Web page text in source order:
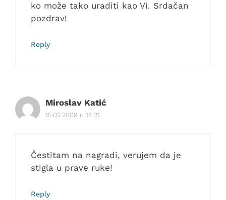
ko može tako uraditi kao Vi. Srdačan
pozdrav!
Reply
Miroslav Katić
15.02.2009 u 14:21
Čestitam na nagradi, verujem da je
stigla u prave ruke!
Reply